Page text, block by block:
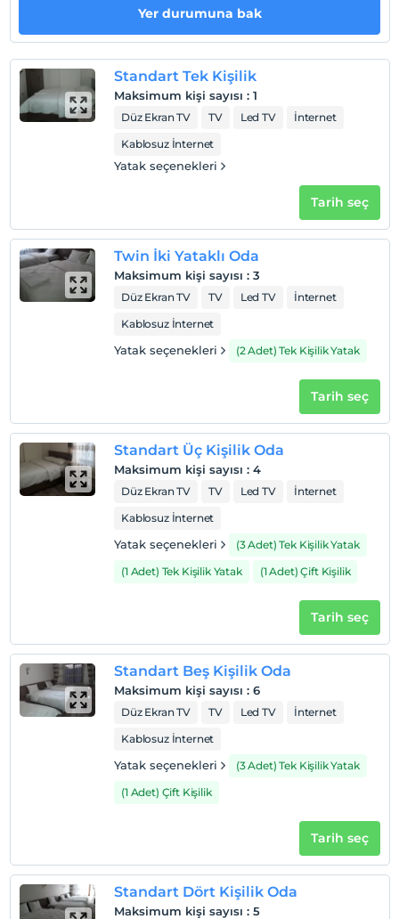
En geç saat 12:00 ve öncesi
Evcil Hayvan
Evcil hayvan kabul edilmemektedir.
Sigara
Odalarda sigara içilmez
Her bir oda için 5 yaşına kadar 1 çocuk ücretsizdir
Yer durumuna bak
Standart Tek Kişilik
Maksimum kişi sayısı : 1
Düz Ekran TV TV Led TV
İnternet
Kablosuz İnternet
Yatak seçenekleri
Tarih seç
Twin İki Yataklı Oda
Maksimum kişi sayısı : 3
Düz Ekran TV TV Led TV
İnternet
Kablosuz İnternet
Yatak seçenekleri (2 Adet) Tek Kişilik Yatak
Tarih seç
Standart Üç Kişilik Oda
Maksimum kişi sayısı : 4
Düz Ekran TV TV Led TV
İnternet
Kablosuz İnternet
Yatak seçenekleri
(3 Adet) Tek Kişilik Yatak
(1 Adet) Tek Kişilik Yatak
(1 Adet) Çift Kişilik
Tarih seç
Standart Beş Kişilik Oda
Maksimum kişi sayısı : 6
Düz Ekran TV TV Led TV
İnternet
Kablosuz İnternet
Yatak seçenekleri
(3 Adet) Tek Kişilik Yatak
(1 Adet) Çift Kişilik
Tarih seç
Standart Dört Kişilik Oda
Maksimum kişi sayısı : 5